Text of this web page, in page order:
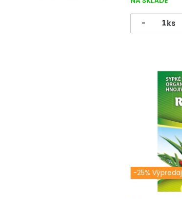
- ks
-25% Výpredaj